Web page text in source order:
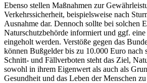
Ebenso stellen Maßnahmen zur Gewährleist
Verkehrssicherheit, beispielsweise nach
Ausnahme dar. Dennoch sollte bei solchen
Naturschutzbehörde informiert und ggf. eine
eingeholt werden. Verstöße gegen das
können Bußgelder bis zu 10.000 Euro nach
Schnitt- und Fällverboten steht das Ziel, Nat
sowohl in ihrem Eigenwert als auch als
Gesundheit und das Leben derMenschen